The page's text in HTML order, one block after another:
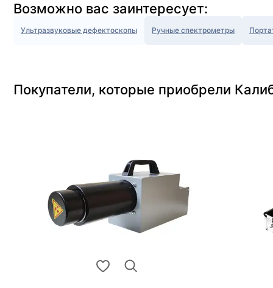
Возможно вас заинтересует:
Ультразвуковые дефектоскопы Ручные спектрометры
Покупатели, которые приобрели